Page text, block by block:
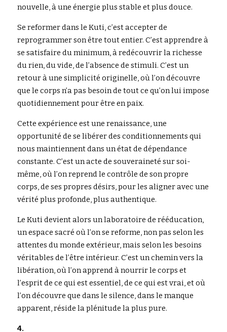
nouvelle, à une énergie plus stable et plus douce.
Se reformer dans le Kuti, c’est accepter de
reprogrammer son être tout entier. C’est apprendre à
se satisfaire du minimum, à redécouvrir la richesse
du rien, du vide, de l’absence de stimuli. C’est un
retour à une simplicité originelle, où l’on découvre
que le corps n’a pas besoin de tout ce qu’on lui impose
quotidiennement pour être en paix.
Cette expérience est une renaissance, une
opportunité de se libérer des conditionnements qui
nous maintiennent dans un état de dépendance
constante. C’est un acte de souveraineté sur soi-
même, où l’on reprend le contrôle de son propre
corps, de ses propres désirs, pour les aligner avec une
vérité plus profonde, plus authentique.
Le Kuti devient alors un laboratoire de rééducation,
un espace sacré où l’on se reforme, non pas selon les
attentes du monde extérieur, mais selon les besoins
véritables de l’être intérieur. C’est un chemin vers la
libération, où l’on apprend à nourrir le corps et
l’esprit de ce qui est essentiel, de ce qui est vrai, et où
l’on découvre que dans le silence, dans le manque
apparent, réside la plénitude la plus pure.
4.